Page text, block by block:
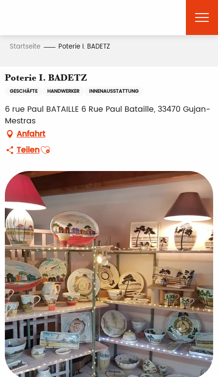
principal
Startseite Poterie I. BADETZ
Poterie I. BADETZ
GESCHÄFTE HANDWERKER INNENAUSSTATTUNG
6 rue Paul BATAILLE 6 Rue Paul Bataille, 33470 Gujan-
Mestras
Anfahrt
TeilenAjouter aux favoris